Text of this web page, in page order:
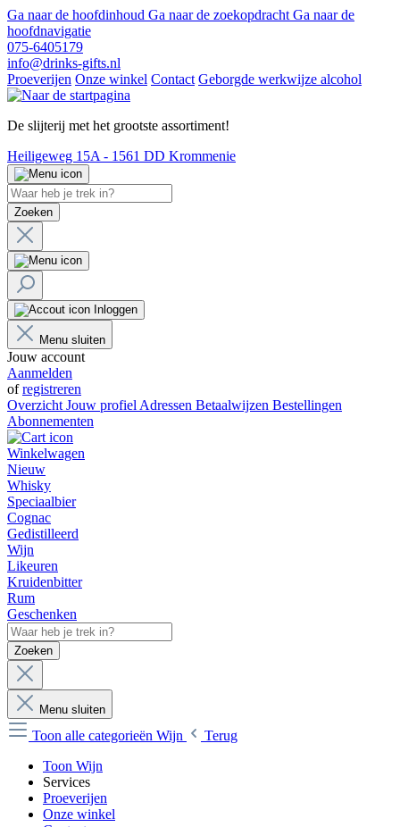
Ga naar de hoofdinhoud Ga naar de zoekopdracht Ga naar de
hoofdnavigatie
075-6405179
info@drinks-gifts.nl
Proeverijen Onze winkel Contact Geborgde werkwijze alcohol
De slijterij met het grootste assortiment!
Heiligeweg 15A - 1561 DD Krommenie
Zoeken
Inloggen
Menu sluiten
Jouw account
Aanmelden
ofregistreren
Overzicht Jouw profiel Adressen Betaalwijzen Bestellingen
Abonnementen
Winkelwagen
Nieuw
Whisky
Speciaalbier
Cognac
Gedistilleerd
Wijn
Likeuren
Kruidenbitter
Rum
Geschenken
Zoeken
Menu sluiten
Toon alle categorieën Wijn
Terug
Toon Wijn
Services
Proeverijen
Onze winkel